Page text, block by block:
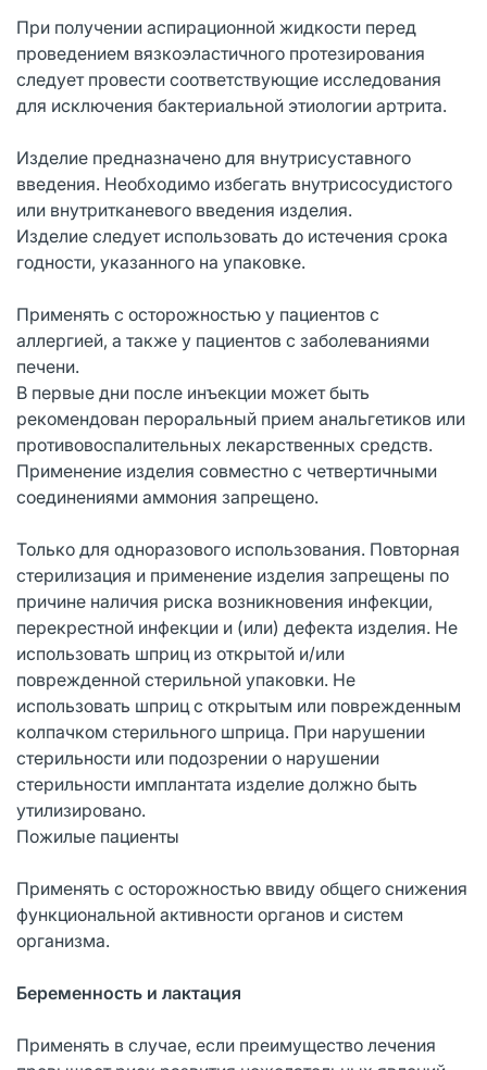
При получении аспирационной жидкости перед
проведением вязкоэластичного протезирования
следует провести соответствующие исследования
для исключения бактериальной этиологии артрита.
Изделие предназначено для внутрисуставного
введения. Необходимо избегать внутрисосудистого
или внутритканевого введения изделия.
Изделие следует использовать до истечения срока
годности, указанного на упаковке.
Применять с осторожностью у пациентов с
аллергией, а также у пациентов с заболеваниями
печени.
В первые дни после инъекции может быть
рекомендован пероральный прием анальгетиков или
противовоспалительных лекарственных средств.
Применение изделия совместно с четвертичными
соединениями аммония запрещено.
Только для одноразового использования. Повторная
стерилизация и применение изделия запрещены по
причине наличия риска возникновения инфекции,
перекрестной инфекции и (или) дефекта изделия. Не
использовать шприц из открытой и/или
поврежденной стерильной упаковки. Не
использовать шприц с открытым или поврежденным
колпачком стерильного шприца. При нарушении
стерильности или подозрении о нарушении
стерильности имплантата изделие должно быть
утилизировано.
Пожилые пациенты
Применять с осторожностью ввиду общего снижения
функциональной активности органов и систем
организма.
Беременность и лактация
Применять в случае, если преимущество лечения